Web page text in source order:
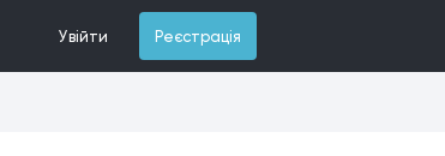
Увійти Реєстрація